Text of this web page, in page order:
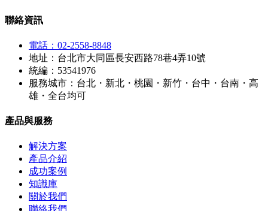
聯絡資訊
電話：02-2558-8848
地址：台北市大同區長安西路78巷4弄10號
統編：53541976
服務城市：台北・新北・桃園・新竹・台中・台南・高
雄・全台均可
產品與服務
解決方案
產品介紹
成功案例
知識庫
關於我們